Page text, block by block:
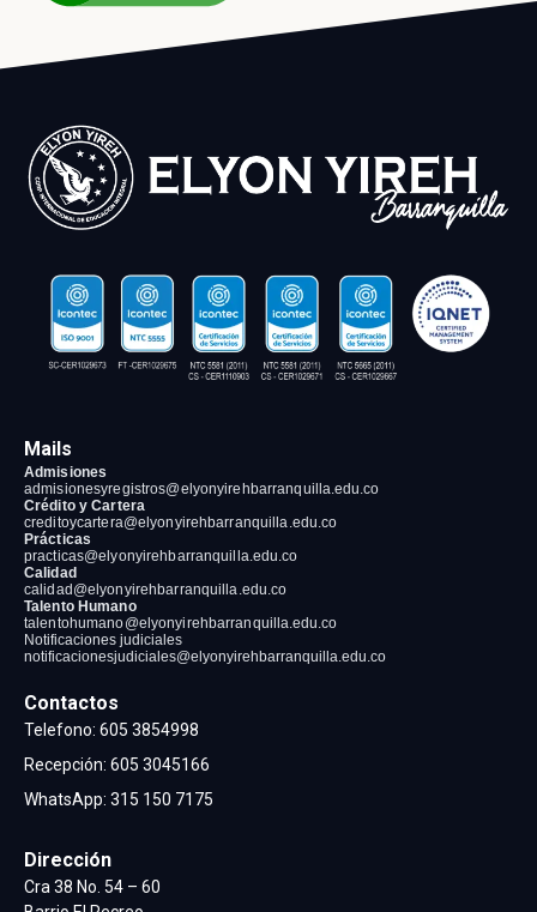
Mails
Admisiones
admisionesyregistros@elyonyirehbarranquilla.edu.co
Crédito y Cartera
creditoycartera@elyonyirehbarranquilla.edu.co
Prácticas
practicas@elyonyirehbarranquilla.edu.co
Calidad
calidad@elyonyirehbarranquilla.edu.co
Talento Humano
talentohumano@elyonyirehbarranquilla.edu.co
Notificaciones judiciales
notificacionesjudiciales@elyonyirehbarranquilla.edu.co
Contactos
Telefono: 605 3854998
Recepción: 605 3045166
WhatsApp: 315 150 7175
Dirección
Cra 38 No. 54 – 60